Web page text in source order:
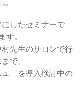
したセミナーで
す。
村先生のサロンで行
で、
ーを導入検討中の